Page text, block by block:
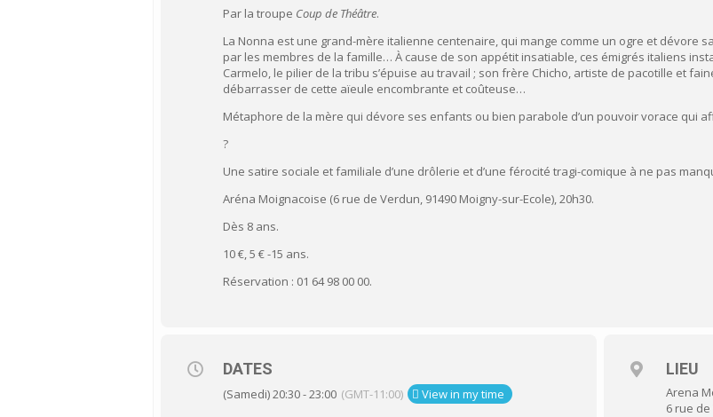
Par la troupe Coup de Théâtre.
La Nonna est une grand-mère italienne centenaire, qui mange comme un ogre et dévore
par les membres de la famille… À cause de son appétit insatiable, ces émigrés italiens
Carmelo, le pilier de la tribu s’épuise au travail ; son frère Chicho, artiste de pacotille et
débarrasser de cette aïeule encombrante et coûteuse…
Métaphore de la mère qui dévore ses enfants ou bien parabole d’un pouvoir vorace qui
?
Une satire sociale et familiale d’une drôlerie et d’une férocité tragi-comique à ne pas
Aréna Moignacoise (6 rue de Verdun, 91490 Moigny-sur-Ecole), 20h30.
Dès 8 ans.
10 €, 5 € -15 ans.
Réservation : 01 64 98 00 00.
DATES
(Samedi) 20:30 - 23:00 (GMT-11:00) View in my time
LIEU
Arena
6 rue